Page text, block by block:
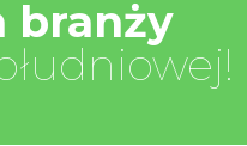
branży